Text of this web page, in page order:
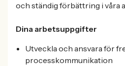
och ständig förbättring i våra
Dina arbetsuppgifter
Utveckla och ansvara för
processkommunikation